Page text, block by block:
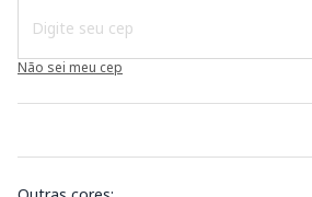
Não sei meu cep